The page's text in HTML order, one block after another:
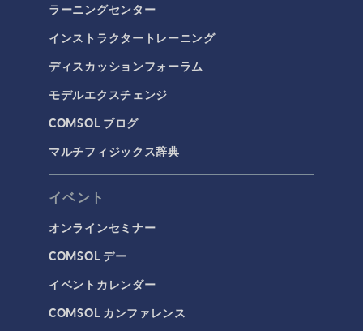
ラーニングセンター
インストラクタートレーニング
ディスカッションフォーラム
モデルエクスチェンジ
COMSOL ブログ
マルチフィジックス辞典
イベント
オンラインセミナー
COMSOL デー
イベントカレンダー
COMSOL カンファレンス